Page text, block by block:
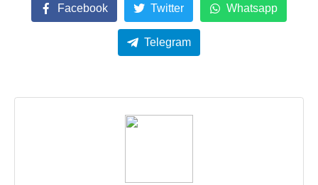
Facebook Twitter Whatsapp
Telegram